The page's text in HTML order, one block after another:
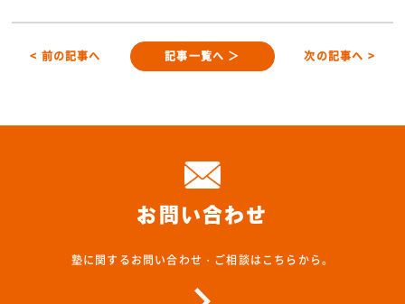
< 前の記事へ 記事一覧へ ＞ 次の記事へ >
お問い合わせ
塾に関するお問い合わせ・ご相談はこちらから。